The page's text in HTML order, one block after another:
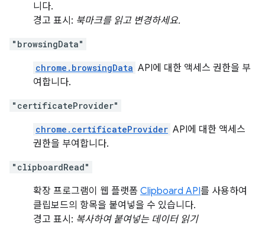
니다.
경고 표시: 북마크를 읽고 변경하세요.
"browsingData"
chrome.browsingData API에 대한 액세스 권한을 부
여합니다.
"certificateProvider"
chrome.certificateProvider API에 대한 액세스
권한을 부여합니다.
"clipboardRead"
확장 프로그램이 웹 플랫폼 Clipboard API를 사용하여
클립보드의 항목을 붙여넣을 수 있습니다.
경고 표시: 복사하여 붙여넣는 데이터 읽기